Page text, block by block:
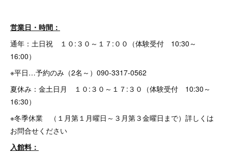
営業日・時間：
通年：土日祝 １０:３０～１７:００（体験受付 10:30～
16:00）
※平日…予約のみ（2名～）090-3317-0562
夏休み：金土日月 １０:３０～１７:３０（体験受付 10:30～
16:30）
※冬季休業 （１月第１月曜日～３月第３金曜日まで）詳しくは
お問合せください
入館料：